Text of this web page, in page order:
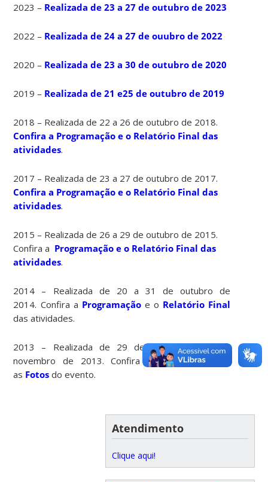
2023 – Realizada de 23 a 27 de outubro de 2023
2022 – Realizada de 24 a 27 de ouubro de 2022
2020 – Realizada de 23 a 30 de outubro de 2020
2019 – Realizada de 21 e25 de outubro de 2019
2018 – Realizada de 22 a 26 de outubro de 2018.
Confira a Programação e o Relatório Final das
atividades.
2017 – Realizada de 23 a 27 de outubro de 2017.
Confira a Programação e o Relatório Final das
atividades.
2015 – Realizada de 26 a 29 de outubro de 2015.
Confira a Programação e o Relatório Final das
atividades.
2014 – Realizada de 20 a 31 de outubro de
2014. Confira a Programaçãoe o Relatório Final
das atividades.
2013 – Realizada de 29 de outubro a 01 de
novembro de 2013. Confira aProgramação
as Fotos do evento.
Atendimento
Clique aqui!